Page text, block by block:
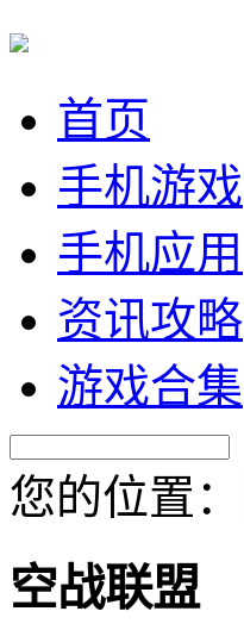
首页
手机游戏
手机应用
资讯攻略
游戏合集
您的位置：
空战联盟